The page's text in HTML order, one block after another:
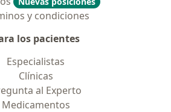
y condiciones
los pacientes
Especialistas
Clínicas
al Experto
Medicamentos